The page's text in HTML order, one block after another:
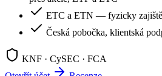
ETC a ETN — fyzicky
Česká pobočka, klientská
KNF · CySEC · FCA